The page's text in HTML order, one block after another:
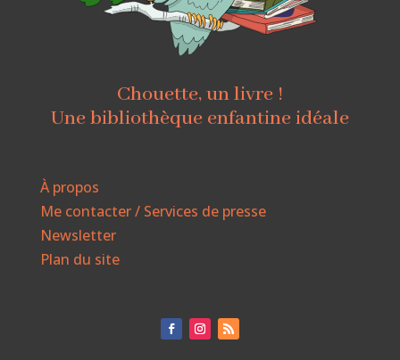
Chouette, un livre !
Une bibliothèque enfantine idéale
À propos
Me contacter / Services de presse
Newsletter
Plan du site